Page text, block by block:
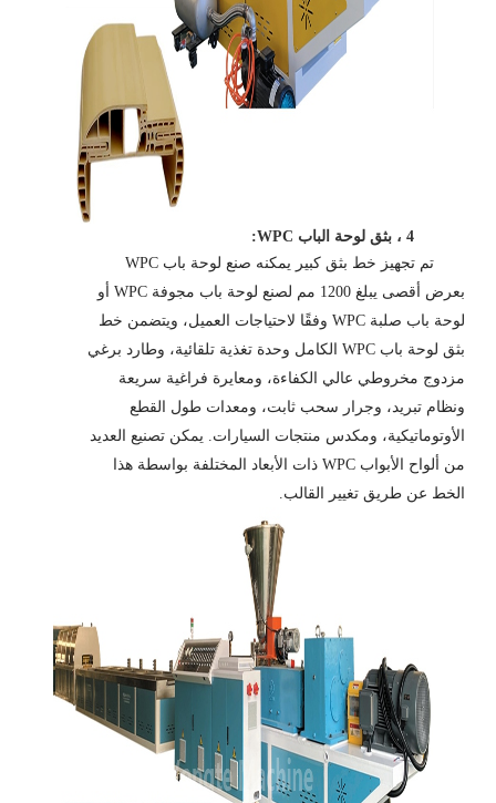
4 ، بثق لوحة الباب WPC:
تم تجهيز خط بثق كبير يمكنه صنع لوحة باب WPC
بعرض أقصى يبلغ 1200 مم لصنع لوحة باب مجوفة WPC أو
لوحة باب صلبة WPC وفقًا لاحتياجات العميل، ويتضمن خط
بثق لوحة باب WPC الكامل وحدة تغذية تلقائية، وطارد برغي
مزدوج مخروطي عالي الكفاءة، ومعايرة فراغية سريعة
ونظام تبريد، وجرار سحب ثابت، ومعدات طول القطع
الأوتوماتيكية، ومكدس منتجات السيارات. يمكن تصنيع العديد
من ألواح الأبواب WPC ذات الأبعاد المختلفة بواسطة هذا
الخط عن طريق تغيير القالب.